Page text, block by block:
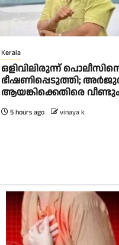
Kerala
ഒളിവിലിരുന്ന്
ഭീഷണിപ്പെടുത്തി;
ആയങ്കിക്കെതിരെ
5 hours ago vinaya k